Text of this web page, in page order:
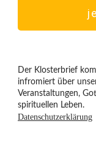
Der Klosterbrief
infromiert über
Veranstaltungen,
spirituellen Leben.
Datenschutzerklärung